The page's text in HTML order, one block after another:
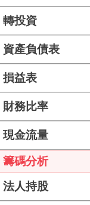
轉投資
資產負債表
損益表
財務比率
現金流量
籌碼分析
法人持股